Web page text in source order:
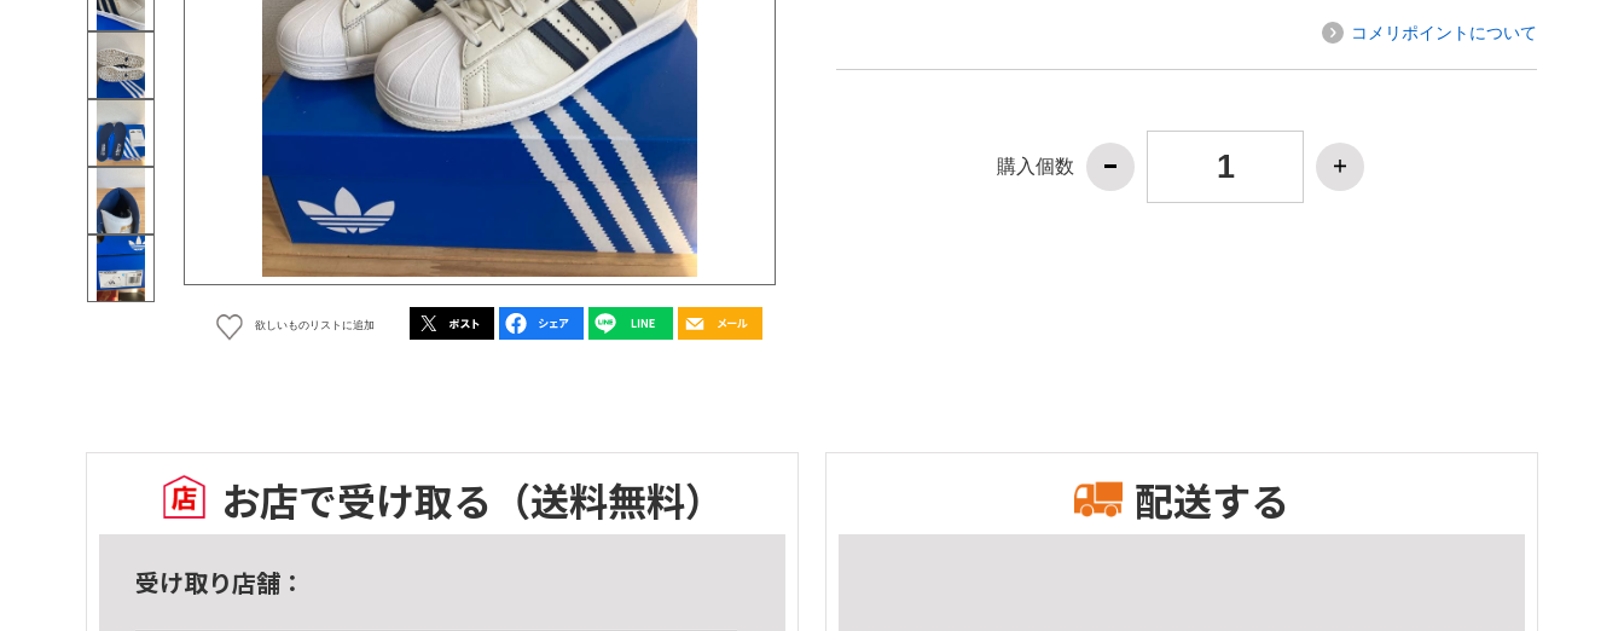
欲しいものリストに追加
コメリポイントについて
購入個数
お店で受け取る （送料無料）
受け取り店舗：
配送する